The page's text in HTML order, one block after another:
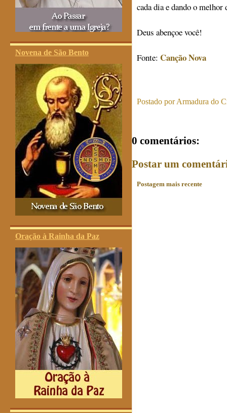
Novena de São Bento
Oração à Rainha da Paz
cada dia e dando o melhor
Deus abençoe você!
Fonte: Canção Nova
Postado porArmadura do
0 comentários:
Postar um
Postagem mais recente